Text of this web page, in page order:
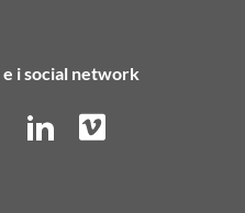
i social network